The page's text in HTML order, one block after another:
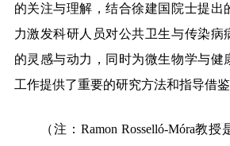
的关注与理解，结合徐建国院士提出
力激发科研人员对公共卫生与传染病
的灵感与动力，同时为微生物学与健
工作提供了重要的研究方法和指导借鉴
（注：Ramon Rosselló-Móra教